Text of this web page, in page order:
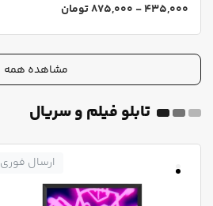
435,000 - 875,000 تومان
مشاهده همه
تابلو فیلم و سریال
ارسال فوری